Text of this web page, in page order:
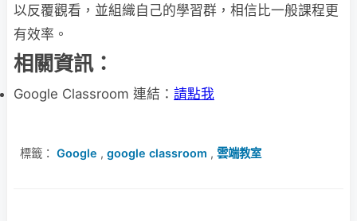
以反覆觀看，並組織自己的學習群，相信比一般課程更
有效率。
相關資訊：
Google Classroom 連結： 請點我
標籤： Google , google classroom , 雲端教室